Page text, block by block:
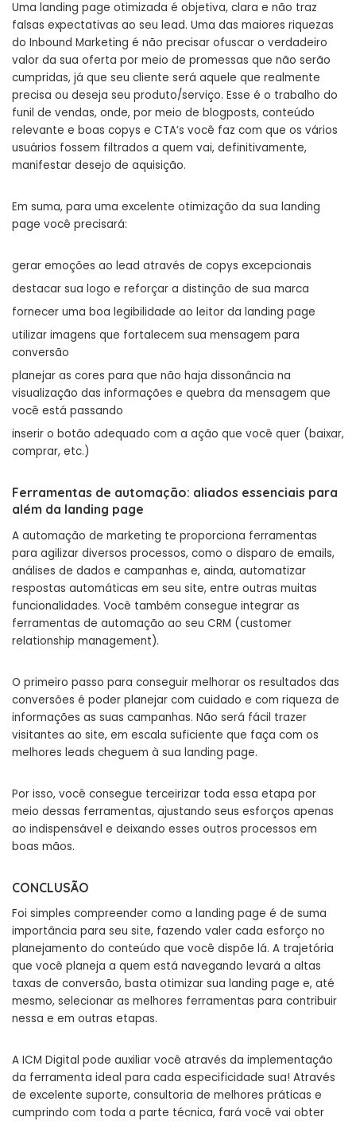
Uma landing page otimizada é objetiva, clara e não traz
falsas expectativas ao seu lead. Uma das maiores riquezas
do Inbound Marketing é não precisar ofuscar o verdadeiro
valor da sua oferta por meio de promessas que não serão
cumpridas, já que seu cliente será aquele que realmente
precisa ou deseja seu produto/serviço. Esse é o trabalho do
funil de vendas, onde, por meio de blogposts, conteúdo
relevante e boas copys e CTA’s você faz com que os vários
usuários fossem filtrados a quem vai, definitivamente,
manifestar desejo de aquisição.
Em suma, para uma excelente otimização da sua landing
page você precisará:
gerar emoções ao lead através de copys excepcionais
destacar sua logo e reforçar a distinção de sua marca
fornecer uma boa legibilidade ao leitor da landing page
utilizar imagens que fortalecem sua mensagem para
conversão
planejar as cores para que não haja dissonância na
visualização das informações e quebra da mensagem que
você está passando
inserir o botão adequado com a ação que você quer (baixar,
comprar, etc.)
Ferramentas de automação: aliados essenciais para
além da landing page
A automação de marketing te proporciona ferramentas
para agilizar diversos processos, como o disparo de emails,
análises de dados e campanhas e, ainda, automatizar
respostas automáticas em seu site, entre outras muitas
funcionalidades. Você também consegue integrar as
ferramentas de automação ao seu CRM (customer
relationship management).
O primeiro passo para conseguir melhorar os resultados das
conversões é poder planejar com cuidado e com riqueza de
informações as suas campanhas. Não será fácil trazer
visitantes ao site, em escala suficiente que faça com os
melhores leads cheguem à sua landing page.
Por isso, você consegue terceirizar toda essa etapa por
meio dessas ferramentas, ajustando seus esforços apenas
ao indispensável e deixando esses outros processos em
boas mãos.
CONCLUSÃO
Foi simples compreender como a landing page é de suma
importância para seu site, fazendo valer cada esforço no
planejamento do conteúdo que você dispõe lá. A trajetória
que você planeja a quem está navegando levará a altas
taxas de conversão, basta otimizar sua landing page e, até
mesmo, selecionar as melhores ferramentas para contribuir
nessa e em outras etapas.
A ICM Digital pode auxiliar você através da implementação
da ferramenta ideal para cada especificidade sua! Através
de excelente suporte, consultoria de melhores práticas e
cumprindo com toda a parte técnica, fará você vai obter